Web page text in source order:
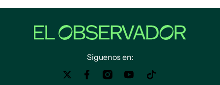
Siguenos en: